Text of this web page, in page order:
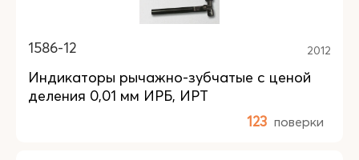
1586-12 2012
Индикаторы рычажно-зубчатые с ценой
деления 0,01 мм ИРБ, ИРТ
123 поверки